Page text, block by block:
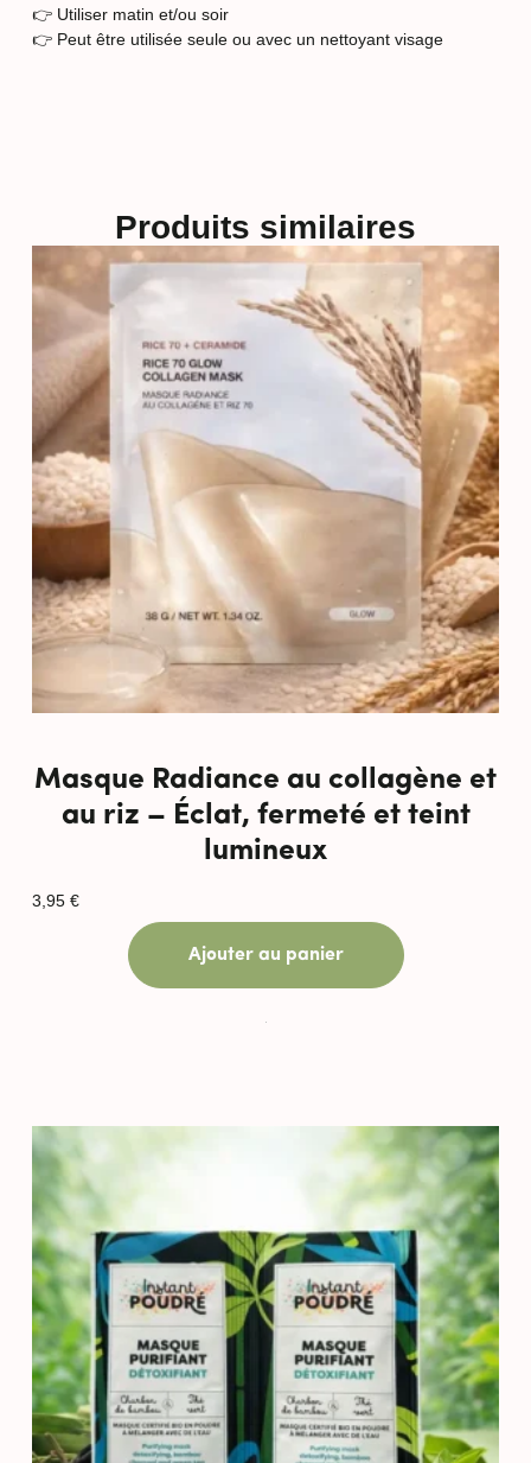
👉 Utiliser matin et/ou soir
👉 Peut être utilisée seule ou avec un nettoyant visage
Produits similaires
Masque Radiance au collagène et
au riz – Éclat, fermeté et teint
lumineux
3,95 €
Ajouter au panier